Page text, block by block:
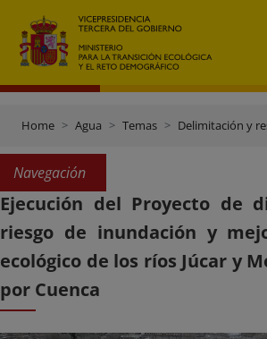
Home Agua Temas Delimitación y
Navegación
Ejecución del Proyecto de
riesgo de inundación y
ecológico de los ríos Júcar y
por Cuenca